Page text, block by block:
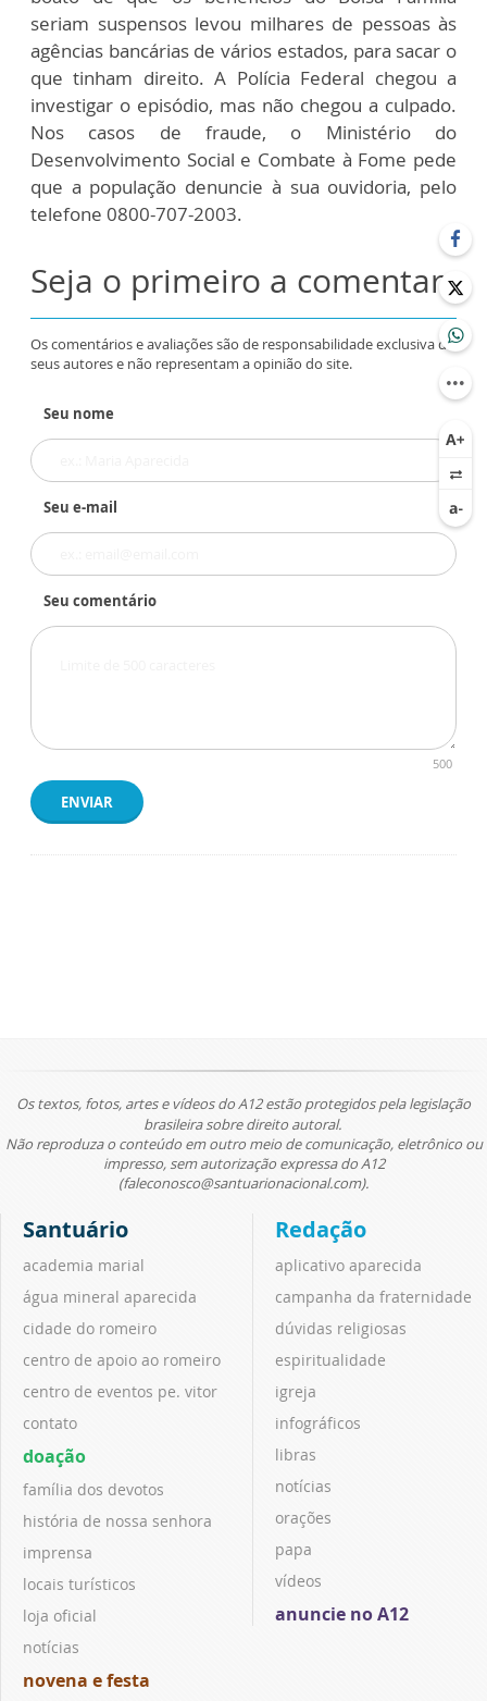
seriam suspensos levou milhares de pessoas às
agências bancárias de vários estados, para sacar o
que tinham direito. A Polícia Federal chegou a
investigar o episódio, mas não chegou a culpado.
Nos casos de fraude, o Ministério do
Desenvolvimento Social e Combate à Fome pede
que a população denuncie à sua ouvidoria, pelo
telefone 0800-707-2003.
Seja o primeiro a comentar
Os comentários e avaliações são de responsabilidade exclusiva de
seus autores e não representam a opinião do site.
Seu nome
Seu e-mail
Seu comentário
500
ENVIAR
Os textos, fotos, artes e vídeos do A12 estão protegidos pela legislação
brasileira sobre direito autoral.
Não reproduza o conteúdo em outro meio de comunicação, eletrônico ou
impresso, sem autorização expressa do A12
(faleconosco@santuarionacional.com).
Santuário
academia marial
água mineral aparecida
cidade do romeiro
centro de apoio ao romeiro
centro de eventos pe. vitor
contato
doação
família dos devotos
história de nossa senhora
imprensa
locais turísticos
loja oficial
notícias
novena e festa
Redação
aplicativo aparecida
campanha da fraternidade
dúvidas religiosas
espiritualidade
igreja
infográficos
libras
notícias
orações
papa
vídeos
anuncie no A12